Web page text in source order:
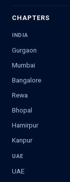
CHAPTERS
INDIA
Gurgaon
Mumbai
Bangalore
Rewa
Bhopal
Hamirpur
Kanpur
UAE
UAE